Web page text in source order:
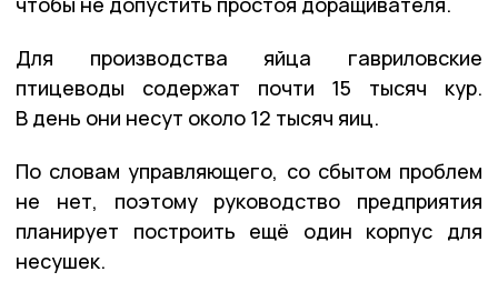
Для производства яйца гавриловские
птицеводы содержат почти 15 тысяч кур.
В день они несут около 12 тысяч яиц.
По словам управляющего, со сбытом проблем
не нет, поэтому руководство предприятия
планирует построить ещё один корпус для
несушек.